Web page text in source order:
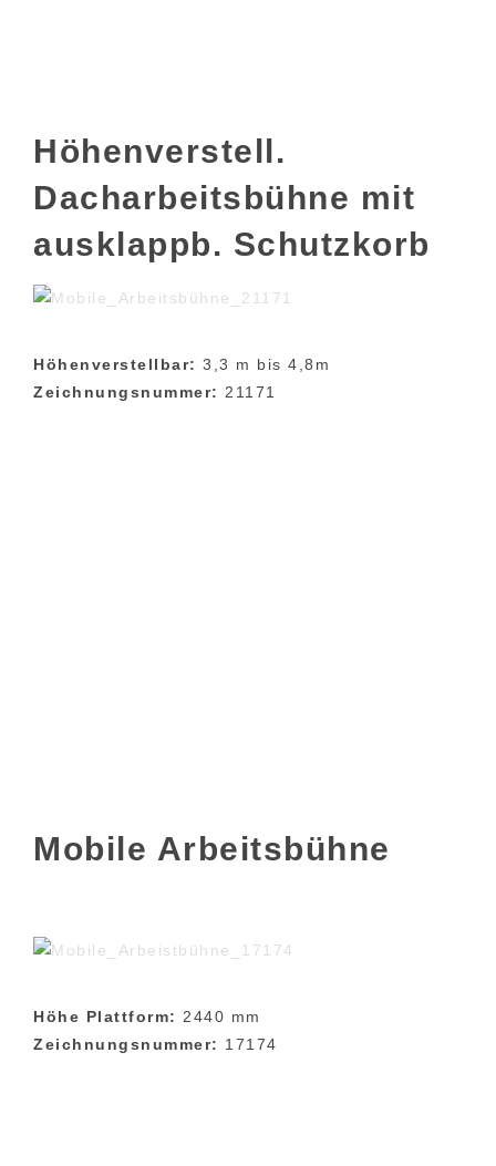
Höhenverstell.
Dacharbeitsbühne mit
ausklappb. Schutzkorb
Höhenverstellbar: 3,3 m bis 4,8m
Zeichnungsnummer: 21171
Mobile Arbeitsbühne
Höhe Plattform: 2440 mm
Zeichnungsnummer: 17174